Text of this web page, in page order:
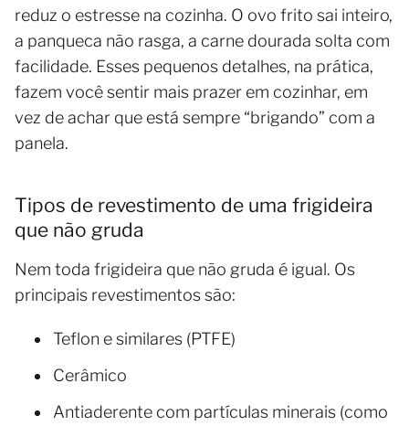
reduz o estresse na cozinha. O ovo frito sai inteiro,
a panqueca não rasga, a carne dourada solta com
facilidade. Esses pequenos detalhes, na prática,
fazem você sentir mais prazer em cozinhar, em
vez de achar que está sempre “brigando” com a
panela.
Tipos de revestimento de uma frigideira
que não gruda
Nem toda frigideira que não gruda é igual. Os
principais revestimentos são:
Teflon e similares (PTFE)
Cerâmico
Antiaderente com partículas minerais (como